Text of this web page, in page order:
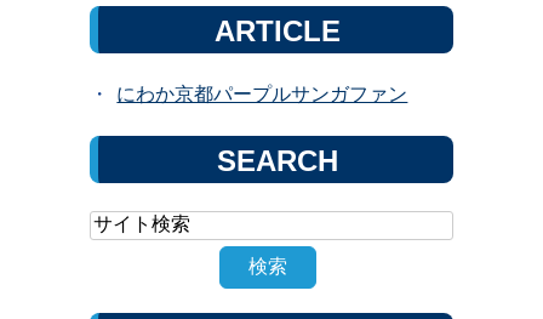
ARTICLE
にわか京都パープルサンガファン
SEARCH